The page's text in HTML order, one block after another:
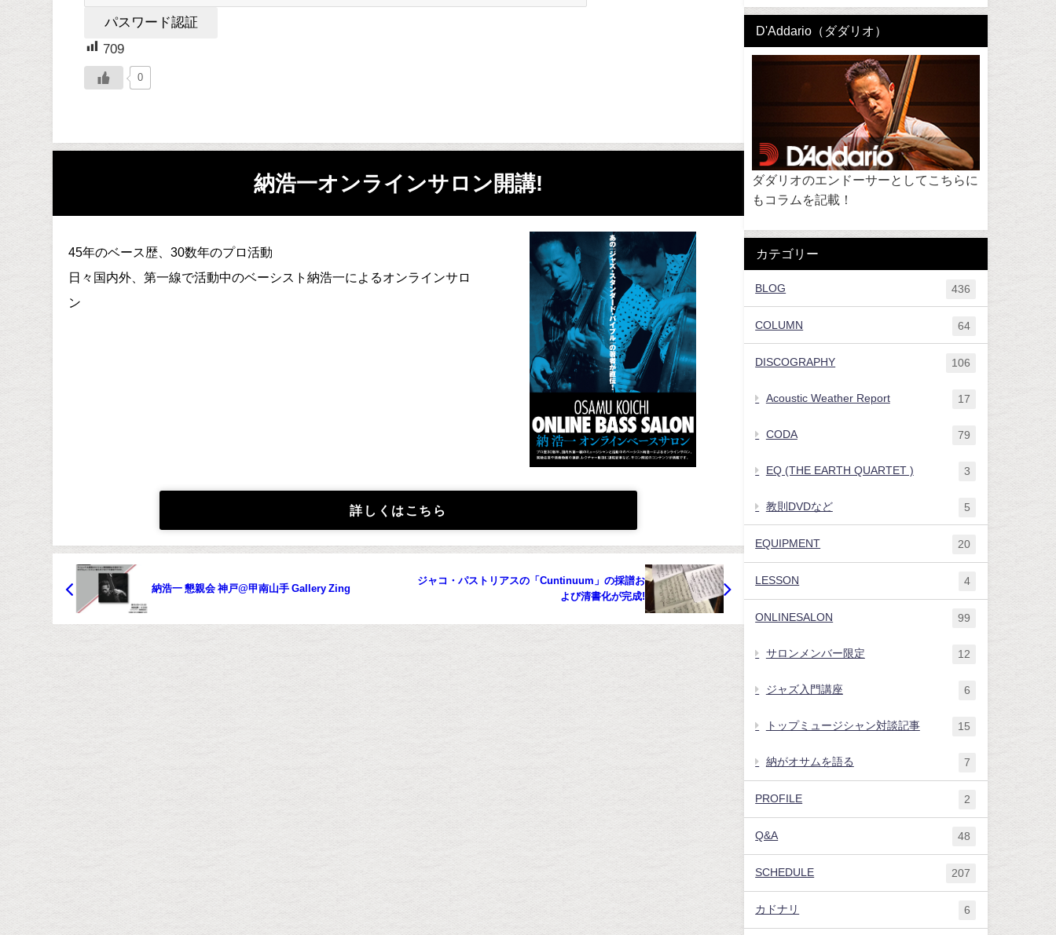
709
0
納浩一オンラインサロン開講!
45年のベース歴、30数年のプロ活動
日々国内外、第一線で活動中のベーシスト納浩一によるオンラインサロ
ン
詳しくはこちら
納浩一 懇親会 神戸@甲南山手 Gallery Zing
ジャコ・パストリアスの「Cuntinuum」の採譜お
よび清書化が完成!
D'Addario（ダダリオ）
ダダリオのエンドーサーとしてこちらに
もコラムを記載！
カテゴリー
BLOG 436
COLUMN 64
DISCOGRAPHY 106
Acoustic Weather Report 17
CODA 79
EQ (THE EARTH QUARTET ) 3
教則DVDなど 5
EQUIPMENT 20
LESSON 4
ONLINESALON 99
サロンメンバー限定 12
ジャズ入門講座 6
トップミュージシャン対談記事 15
納がオサムを語る 7
PROFILE 2
Q&A 48
SCHEDULE 207
カドナリ 6